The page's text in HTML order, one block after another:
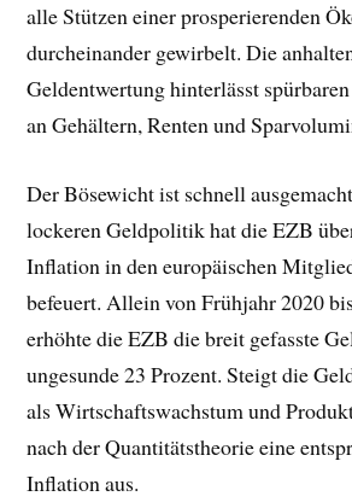
alle Stützen einer prosperierenden
durcheinander gewirbelt. Die
Geldentwertung hinterlässt
an Gehältern, Renten und
Der Bösewicht ist schnell
lockeren Geldpolitik hat die EZB
Inflation in den europäischen
befeuert. Allein von Frühjahr 2020
erhöhte die EZB die breit gefasste
ungesunde 23 Prozent. Steigt die
als Wirtschaftswachstum und
nach der Quantitätstheorie eine
Inflation aus.